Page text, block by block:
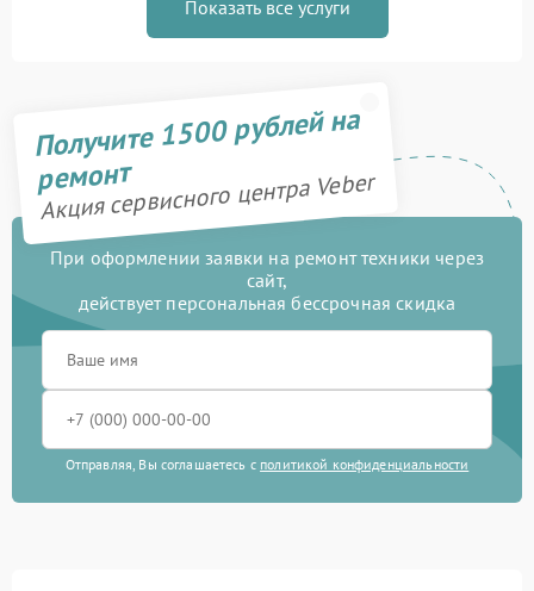
Показать все услуги
Получите 1500 рублей на
ремонт
Акция сервисного центра Veber
При оформлении заявки на ремонт техники через
сайт,
действует персональная бессрочная скидка
Отправляя, Вы соглашаетесь с политикой конфиденциальности